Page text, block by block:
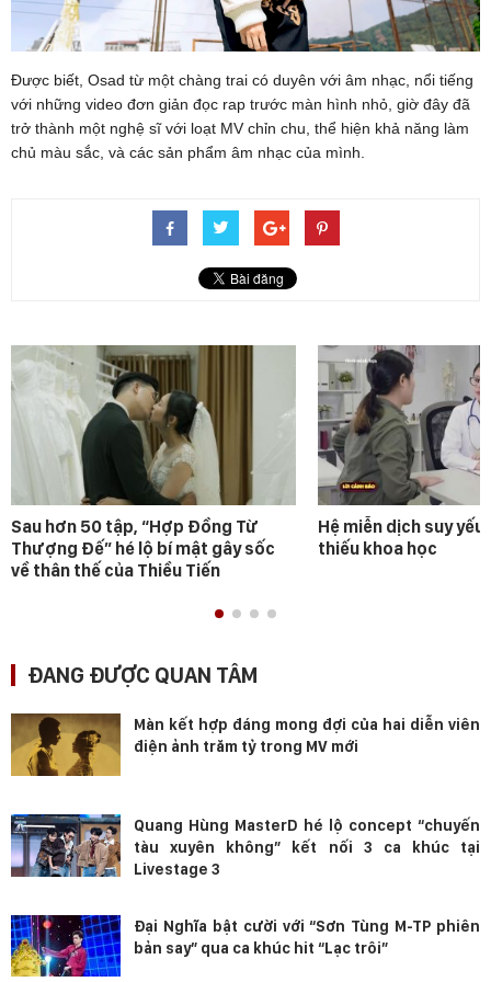
Được biết, Osad từ một chàng trai có duyên với âm nhạc, nổi tiếng
với những video đơn giản đọc rap trước màn hình nhỏ, giờ đây đã
trở thành một nghệ sĩ với loạt MV chỉn chu, thể hiện khả năng làm
chủ màu sắc, và các sản phẩm âm nhạc của mình.
Sau hơn 50 tập, “Hợp Đồng Từ
Thượng Đế” hé lộ bí mật gây sốc
về thân thế của Thiều Tiến
Hệ miễn dịch suy
thiếu khoa học
ĐANG ĐƯỢC QUAN TÂM
Màn kết hợp đáng mong đợi của hai diễn viên
điện ảnh trăm tỷ trong MV mới
Quang Hùng MasterD hé lộ concept “chuyến
tàu xuyên không” kết nối 3 ca khúc tại
Livestage 3
Đại Nghĩa bật cười với “Sơn Tùng M-TP phiên
bản say” qua ca khúc hit “Lạc trôi”